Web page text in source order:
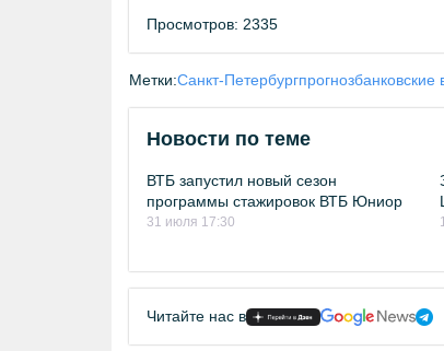
Просмотров: 2335
Метки:Санкт-Петербургпрогнозбанковские
Новости по теме
ВТБ запустил новый сезон
программы стажировок ВТБ Юниор
31 июля 17:30
Читайте нас в